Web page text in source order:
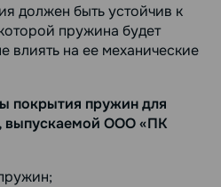
должен быть устойчив к
пружина будет
влиять на ее механические
покрытия пружин для
выпускаемой ООО «ПК